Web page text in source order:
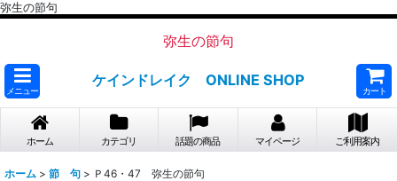
弥生の節句
弥生の節句
メニュー
ケインドレイク ONLINE SHOP
カート
ホーム カテゴリ 話題の商品 マイページ ご利用案内
ホーム > 節 句 > Ｐ46・47 弥生の節句